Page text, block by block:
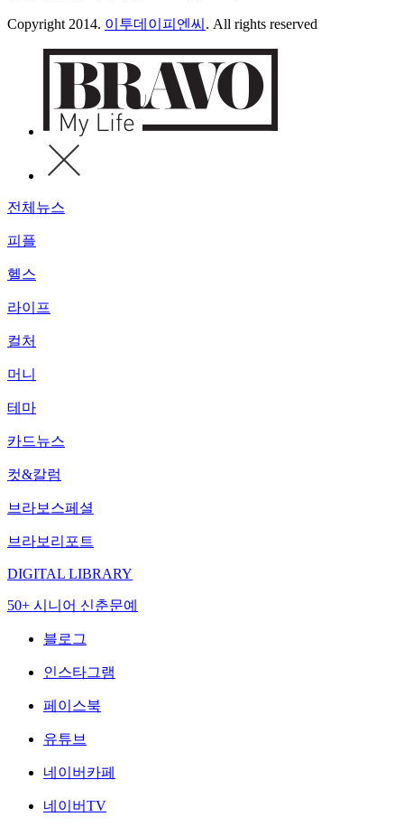
Copyright 2014. 이투데이피엔씨 . All rights reserved
전체뉴스
피플
헬스
라이프
컬처
머니
테마
카드뉴스
컷&칼럼
브라보스페셜
브라보리포트
DIGITAL LIBRARY
50+ 시니어 신춘문예
블로그
인스타그램
페이스북
유튜브
네이버카페
네이버TV